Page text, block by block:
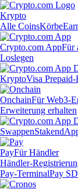
Krypto
Alle CoinsKörbe
Crypto.com AppFür
Loslegen
KryptoVisa
OnchainFür Web3-
Erweiterung erhalten
SwappenStaken
PayFür Händler
Händler-
Pay-TerminalPay